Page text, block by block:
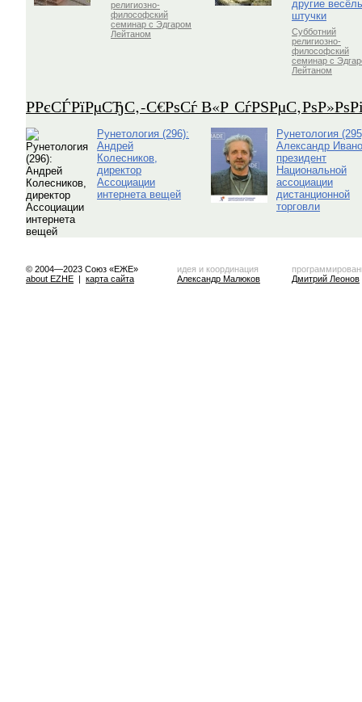
религиозно-
философский
семинар с Эдгаром
Лейтаном
другие
штучки
Субботний
религиозно-
философский
семинар с
Лейтаном
Р­РєСЃРїРµСЂС‚-С€РѕСѓ В«Р
Рунетология (296):
Андрей
Колесников,
директор
Ассоциации
интернета вещей
Рунетология
Александр
президент
Национальной
ассоциации
дистанционной
торговли
© 2004—2023 Союз «ЕЖЕ»
about EZHE | карта сайта
идея и координация
Александр Малюков
Дмитрий Леонов